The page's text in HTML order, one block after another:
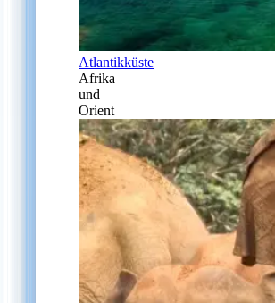
Atlantikküste
Afrika
und
Orient